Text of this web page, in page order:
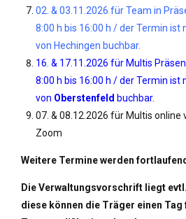
02. & 03.11.2026 für Team in
8:00 h bis 16:00 h / der Termin
von Hechingen buchbar.
16. & 17.11.2026 für Multis
8:00 h bis 16:00 h / der Termin
von Oberstenfeld buchbar.
07. & 08.12.2026 für Multis online
Zoom
Weitere Termine werden
Die Verwaltungsvorschrift liegt
diese können die Träger einen Tag